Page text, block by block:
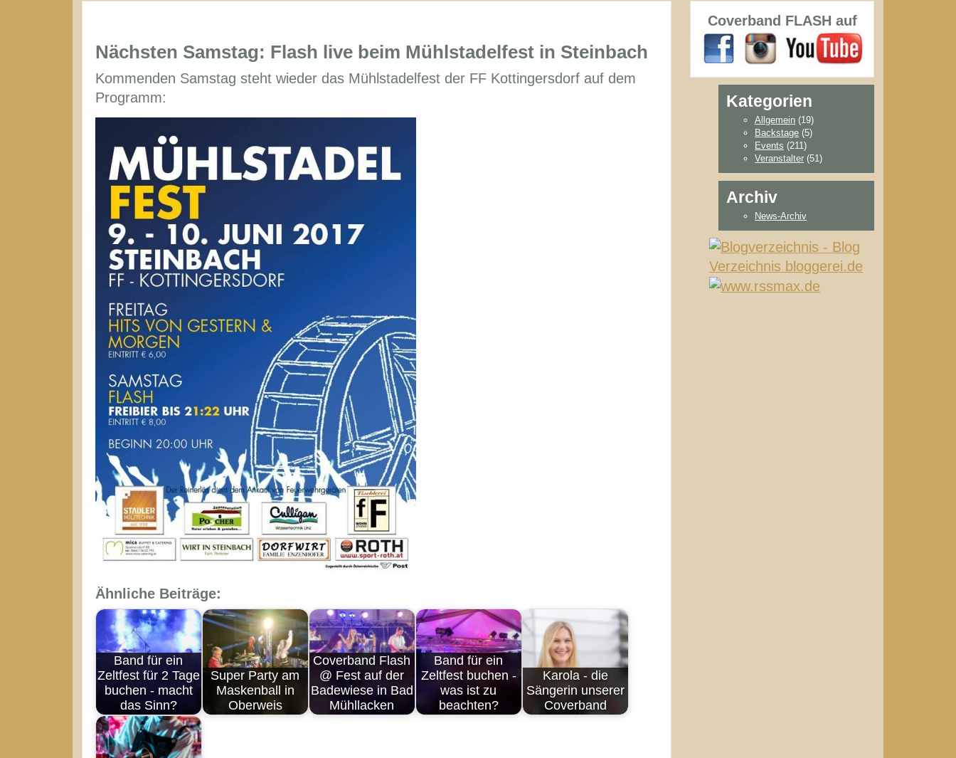
Nächsten Samstag: Flash live beim Mühlstadelfest in Steinbach
Kommenden Samstag steht wieder das Mühlstadelfest der FF Kottingersdorf auf dem
Programm:
Ähnliche Beiträge:
Band für ein
Zeltfest für 2 Tage
buchen - macht
das Sinn?
Super Party am
Maskenball in
Oberweis
Coverband Flash
@ Fest auf der
Badewiese in Bad
Mühllacken
Band für ein
Zeltfest buchen -
was ist zu
beachten?
Karola - die
Sängerin unserer
Coverband
Coverband FLASH auf
Kategorien
Allgemein (19)
Backstage (5)
Events (211)
Veranstalter (51)
Archiv
News-Archiv